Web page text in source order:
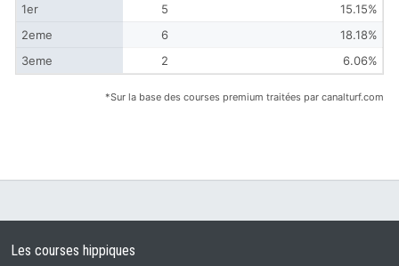
1er
5
15.15%
2eme
6
18.18%
3eme
2 6.06%
*Sur la base des courses premium traitées par canalturf.com
Les courses hippiques